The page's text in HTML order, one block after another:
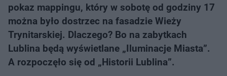
pokaz mappingu, który w sobotę od godziny 17
można było dostrzec na fasadzie Wieży
Trynitarskiej. Dlaczego? Bo na zabytkach
Lublina będą wyświetlane „Iluminacje Miasta”.
A rozpoczęło się od „Historii Lublina”.